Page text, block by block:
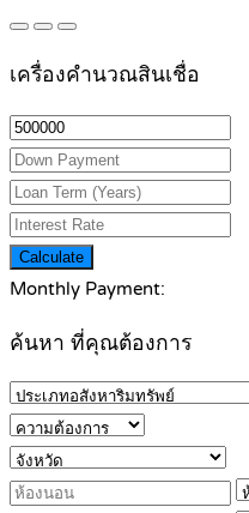
เครื่องคำนวณสินเชื่อ
Calculate
Monthly Payment:
ค้นหา ที่คุณต้องการ